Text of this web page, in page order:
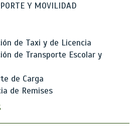
Y MOVILIDAD
de Taxi y de Licencia
de Transporte Escolar y
de Carga
de Remises